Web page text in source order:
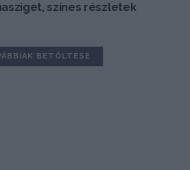
színes részletek
BETÖLTÉSE